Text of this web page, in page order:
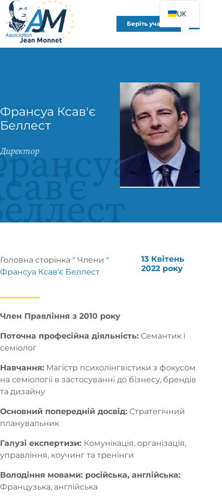
Беріть участь
Франсуа Ксав'є
Беллест
Директор
Головна сторінка " Члени "
Франсуа Ксав'є Беллест
13 Квітень
2022 року
Член Правління з 2010 року
Поточна професійна діяльність: Семантик і
семіолог
Навчання: Магістр психолінгвістики з фокусом
на семіології в застосуванні до бізнесу, брендів
та дизайну
Основний попередній досвід: Стратегічний
планувальник
Галузі експертизи: Комунікація, організація,
управління, коучинг та тренінги
Володіння мовами: російська, англійська:
Французька, англійська
UK
FR
EN
IT
PT
PL